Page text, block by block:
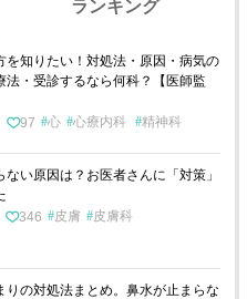
ランキング
を知りたい！対処法・原因・病気の
法・受診するなら何科？【医師監
97 心 心療内科 精神科
ない原因は？お医者さんに「対策」
346 皮膚 皮膚科
りの対処法まとめ。鼻水が止まらな